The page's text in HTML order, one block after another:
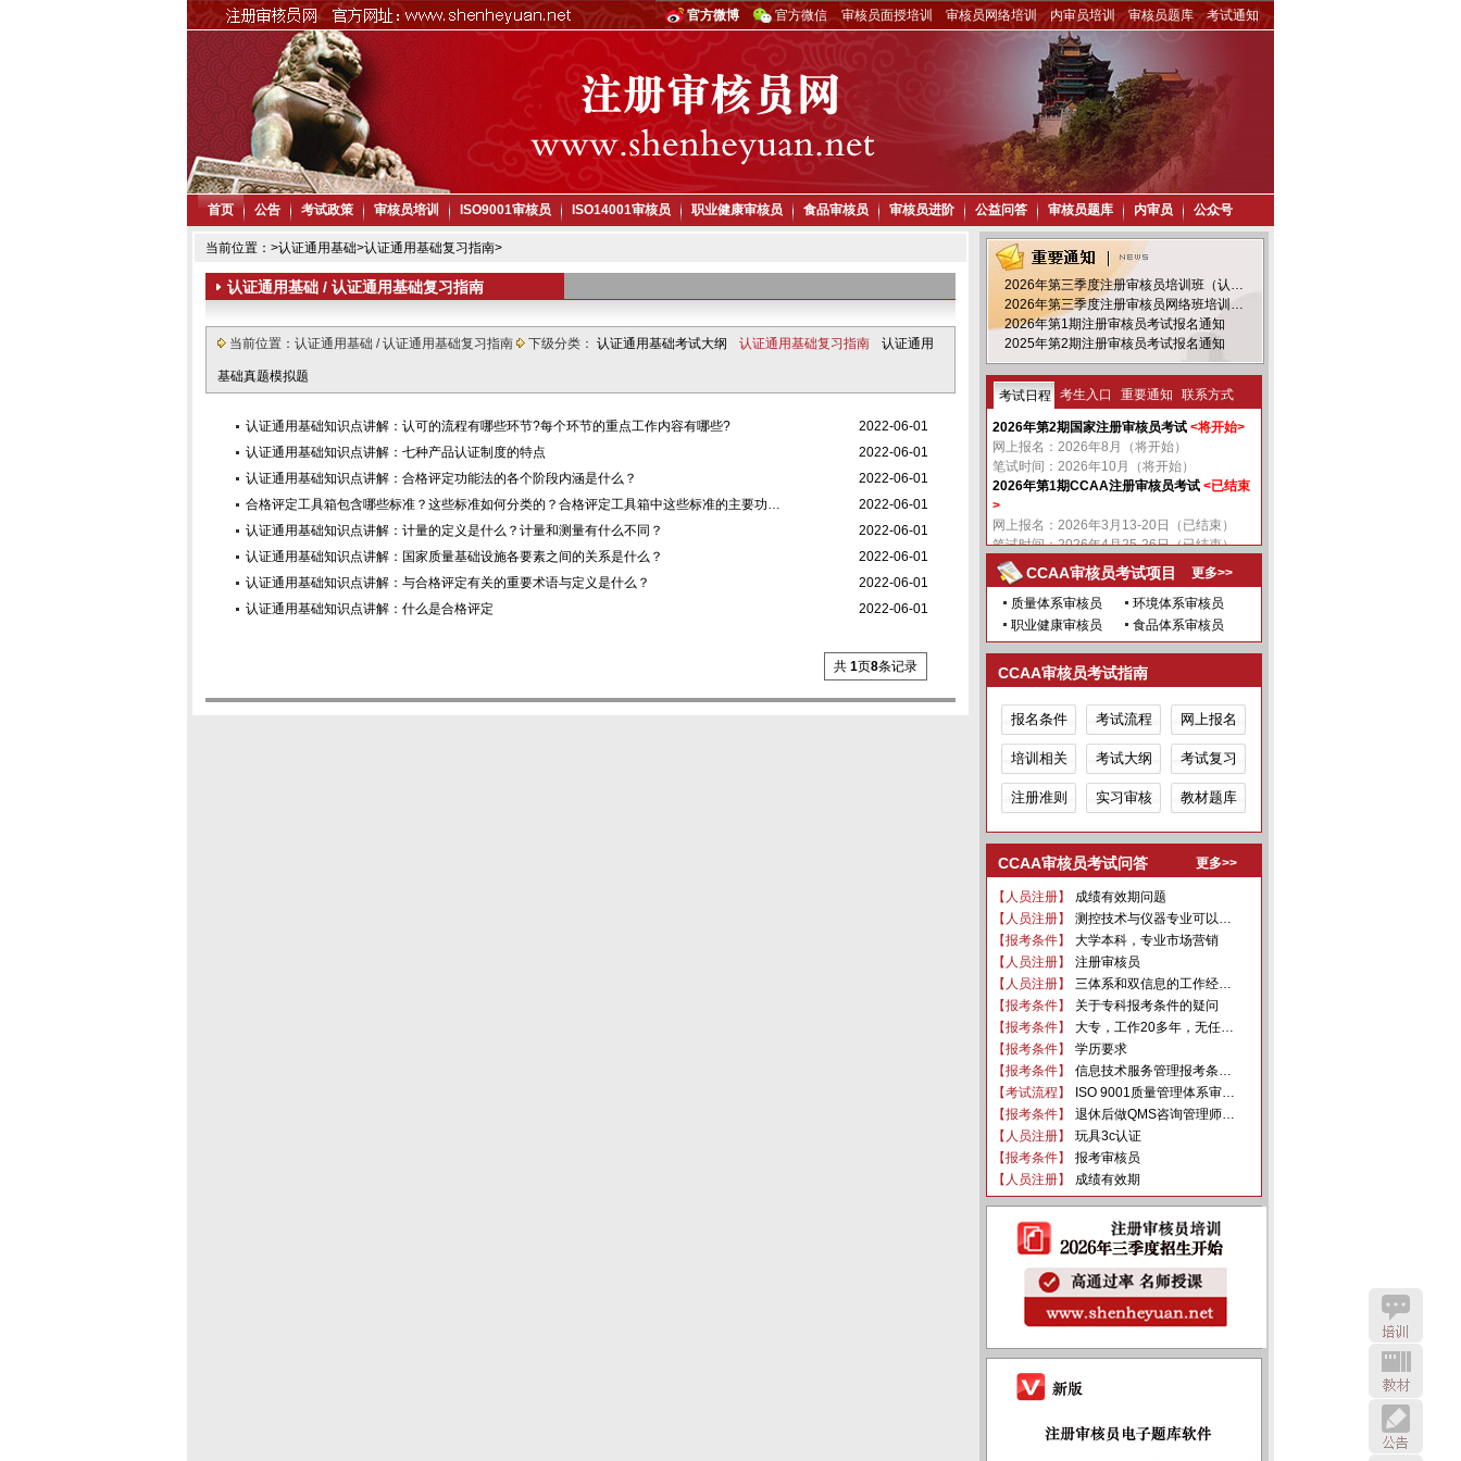
官方微博 官方微信 审核员面授培训 审核员网络培训 内审员培训 审核员题库 考试通知
首页 公告 考试政策 审核员培训 ISO9001审核员 ISO14001审核员 职业健康审核员 食品审核员 审核员进阶 公益问答 审核员题库 内审员 公众号
当前位置： >认证通用基础>认证通用基础复习指南>
认证通用基础 / 认证通用基础复习指南
当前位置：认证通用基础 / 认证通用基础复习指南 下级分类： 认证通用基础考试大纲 认证通用基础复习指南 认证通用
基础真题模拟题
认证通用基础知识点讲解：认可的流程有哪些环节?每个环节的重点工作内容有哪些?
2022-06-01
认证通用基础知识点讲解：七种产品认证制度的特点
2022-06-01
认证通用基础知识点讲解：合格评定功能法的各个阶段内涵是什么？
2022-06-01
合格评定工具箱包含哪些标准？这些标准如何分类的？合格评定工具箱中这些标准的主要功…
2022-06-01
认证通用基础知识点讲解：计量的定义是什么？计量和测量有什么不同？
2022-06-01
认证通用基础知识点讲解：国家质量基础设施各要素之间的关系是什么？
2022-06-01
认证通用基础知识点讲解：与合格评定有关的重要术语与定义是什么？
2022-06-01
认证通用基础知识点讲解：什么是合格评定
2022-06-01
共 1页8条记录
2026年第三季度注册审核员培训班（认…
2026年第三季度注册审核员网络班培训…
2026年第1期注册审核员考试报名通知
2025年第2期注册审核员考试报名通知
考试日程 考生入口 重要通知 联系方式
2026年第2期国家注册审核员考试 <将开始>
网上报名：2026年8月（将开始）
笔试时间：2026年10月（将开始）
2026年第1期CCAA注册审核员考试 <已结束
>
网上报名：2026年3月13-20日（已结束）
笔试时间：2026年4月25-26日（已结束）
CCAA审核员考试项目
更多>>
质量体系审核员
环境体系审核员
职业健康审核员
食品体系审核员
CCAA审核员考试指南
报名条件 考试流程 网上报名
培训相关 考试大纲 考试复习
注册准则 实习审核 教材题库
CCAA审核员考试问答 更多>>
【人员注册】
成绩有效期问题
【人员注册】
测控技术与仪器专业可以…
【报考条件】
大学本科，专业市场营销
【人员注册】
注册审核员
【人员注册】
三体系和双信息的工作经…
【报考条件】
关于专科报考条件的疑问
【报考条件】
大专，工作20多年，无任…
【报考条件】
学历要求
【报考条件】
信息技术服务管理报考条…
【考试流程】
ISO 9001质量管理体系审…
【报考条件】
退休后做QMS咨询管理师…
【人员注册】
玩具3c认证
【报考条件】
报考审核员
【人员注册】
成绩有效期